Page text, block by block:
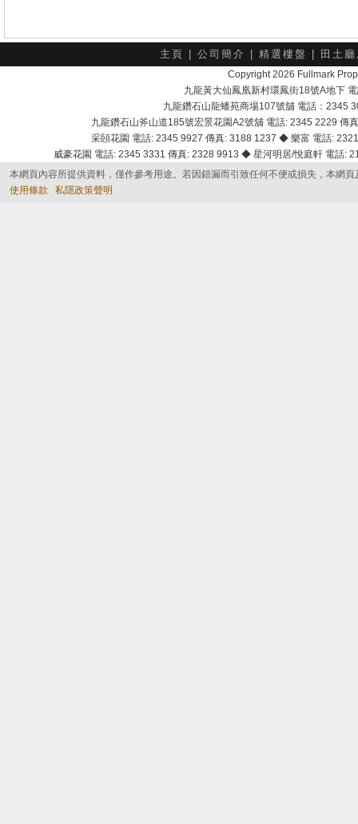
主頁 公司簡介 精選樓盤 田土
Copyright 2026 Fullmark
九龍黃大仙鳳凰新村環鳳街18號A地下
九龍鑽石山龍蟠苑商場107號舖 電話：2345
九龍鑽石山斧山道185號宏景花園A2號舖 電話: 2345 2229
采頣花園 電話: 2345 9927 傳真: 3188 1237 ◆ 樂富 電話:
威豪花園 電話: 2345 3331 傳真: 2328 9913 ◆ 星河明居/悅庭軒 電話
本網頁內容所提供資料，僅作參考用途。若因錯漏而引致任何不便或損失，本網
使用條款
私隱政策聲明